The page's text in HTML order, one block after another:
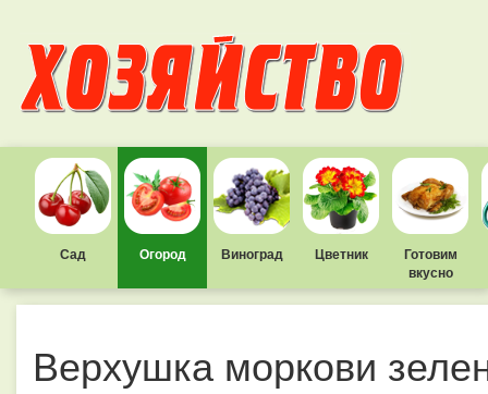
Сад Огород Виноград Цветник
Готовим
вкусно
Верхушка моркови